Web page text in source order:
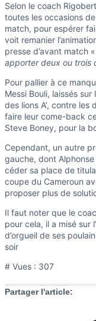
Selon le coach
toutes les occasions
match, pour espérer
voit remanier
presse d’avant match «
apporter deux ou trois
Pour pallier à ce
Messi Bouli, laissés
des lions A’, contre
faire leur come-back
Steve Boney, pour la
Cependant, un autre
gauche, dont
céder sa place de
coupe du Cameroun
proposer plus de
Il faut noter que le
pour cela, il a misé sur
d’orgueil de ses
soir
# Vues : 307
Partager l'article: